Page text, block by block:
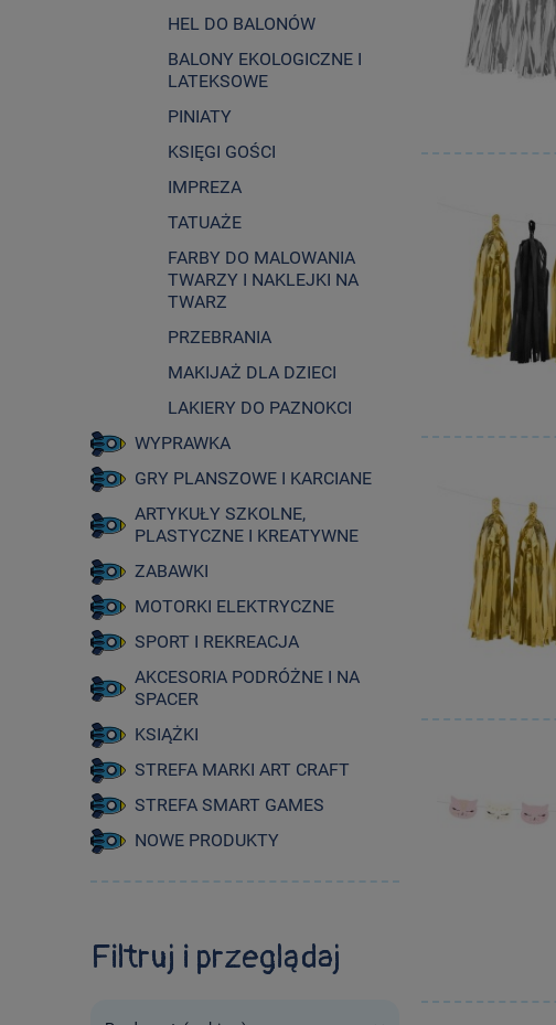
HEL DO BALONÓW
BALONY EKOLOGICZNE I
LATEKSOWE
PINIATY
KSIĘGI GOŚCI
IMPREZA
TATUAŻE
FARBY DO MALOWANIA
TWARZY I NAKLEJKI NA
TWARZ
PRZEBRANIA
MAKIJAŻ DLA DZIECI
LAKIERY DO PAZNOKCI
WYPRAWKA
GRY PLANSZOWE I KARCIANE
ARTYKUŁY SZKOLNE,
PLASTYCZNE I KREATYWNE
ZABAWKI
MOTORKI ELEKTRYCZNE
SPORT I REKREACJA
AKCESORIA PODRÓŻNE I NA
SPACER
KSIĄŻKI
STREFA MARKI ART CRAFT
STREFA SMART GAMES
NOWE PRODUKTY
Filtruj i przeglądaj